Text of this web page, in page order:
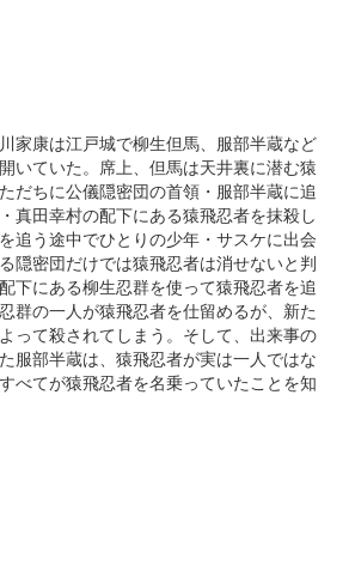
家康は江戸城で柳生但馬、服部半蔵など
いていた。席上、但馬は天井裏に潜む猿
だちに公儀隠密団の首領・服部半蔵に追
真田幸村の配下にある猿飛忍者を抹殺し
追う途中でひとりの少年・サスケに出会
隠密団だけでは猿飛忍者は消せないと判
下にある柳生忍群を使って猿飛忍者を追
群の一人が猿飛忍者を仕留めるが、新た
って殺されてしまう。そして、出来事の
服部半蔵は、猿飛忍者が実は一人ではな
べてが猿飛忍者を名乗っていたことを知